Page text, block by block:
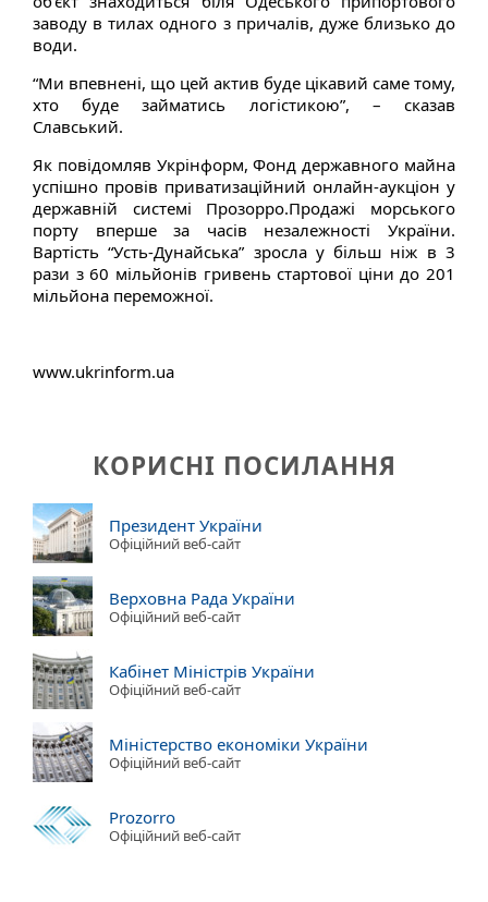
заводу в тилах одного з причалів, дуже близько до
води.
“Ми впевнені, що цей актив буде цікавий саме тому,
хто буде займатись логістикою”, – сказав
Славський.
Як повідомляв Укрінформ, Фонд державного майна
успішно провів приватизаційний онлайн-аукціон у
державній системі Прозорро.Продажі морського
порту вперше за часів незалежності України.
Вартість “Усть-Дунайська” зросла у більш ніж в 3
рази з 60 мільйонів гривень стартової ціни до 201
мільйона переможної.
www.ukrinform.ua
КОРИСНІ ПОСИЛАННЯ
Президент України
Офіційний веб-сайт
Верховна Рада України
Офіційний веб-сайт
Кабінет Міністрів України
Офіційний веб-сайт
Міністерство економіки України
Офіційний веб-сайт
Prozorro
Офіційний веб-сайт